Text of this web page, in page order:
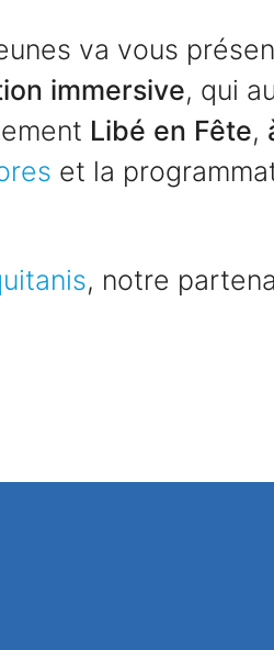
va vous
immersive, qui
Libé en Fête,
et la
, notre